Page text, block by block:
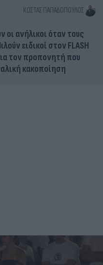
ΚΏΣΤΑΣ ΠΑΠΑΔΌΠΟΥΛΟΣ
οι ανήλικοι όταν τους
ειδικοί στον FLASH
τον προπονητή που
κακοποίηση